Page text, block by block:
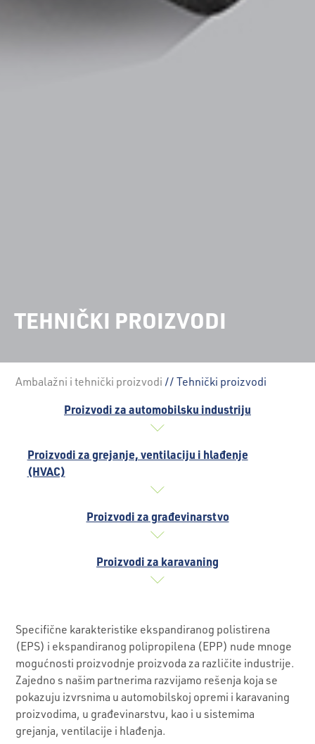
TEHNIČKI PROIZVODI
Ambalažni i tehnički proizvodi // Tehnički proizvodi
Proizvodi za automobilsku industriju
Proizvodi za grejanje, ventilaciju i hlađenje
(HVAC)
Proizvodi za građevinarstvo
Proizvodi za karavaning
Specifične karakteristike ekspandiranog polistirena
(EPS) i ekspandiranog polipropilena (EPP) nude mnoge
mogućnosti proizvodnje proizvoda za različite industrije.
Zajedno s našim partnerima razvijamo rešenja koja se
pokazuju izvrsnima u automobilskoj opremi i karavaning
proizvodima, u građevinarstvu, kao i u sistemima
grejanja, ventilacije i hlađenja.